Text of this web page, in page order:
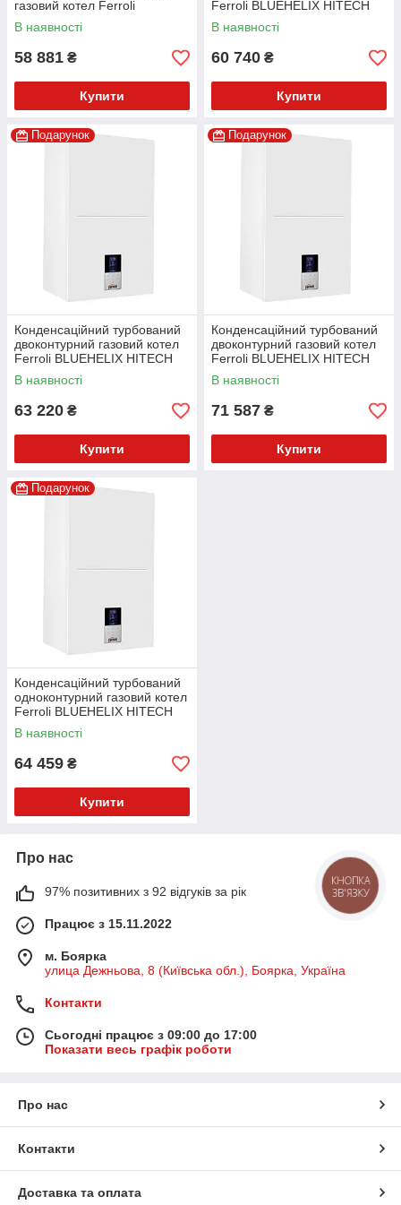
газовий котел Ferroli
BLUEHELIX ALPHA 34 С
В наявності
58 881 ₴
Купити
Ferroli BLUEHELIX HITECH
RRT 24C
В наявності
60 740 ₴
Купити
Подарунок
Конденсаційний турбований
двоконтурний газовий котел
Ferroli BLUEHELIX HITECH
RRT 28C
В наявності
63 220 ₴
Купити
Подарунок
Конденсаційний турбований
двоконтурний газовий котел
Ferroli BLUEHELIX HITECH
RRT 34C
В наявності
71 587 ₴
Купити
Подарунок
Конденсаційний турбований
одноконтурний газовий котел
Ferroli BLUEHELIX HITECH
RRT 28 Н
В наявності
64 459 ₴
Купити
Про нас
97% позитивних з 92 відгуків за рік
Працює з 15.11.2022
м. Боярка
улица Дежньова, 8 (Київська обл.), Боярка, Україна
Контакти
Сьогодні працює з 09:00 до 17:00
Показати весь графік роботи
Про нас
Контакти
Доставка та оплата
КНОПКА
ЗВ'ЯЗКУ